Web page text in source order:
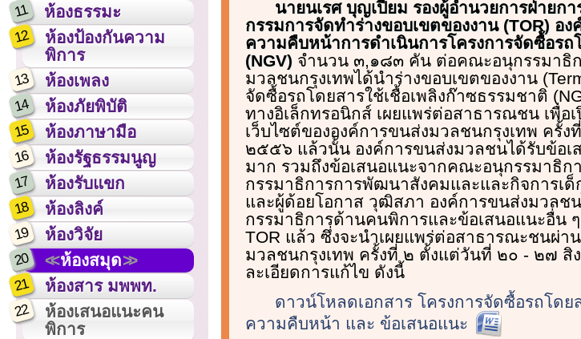
11 ห้องธรรมะ
12
ห้องป้องกันความ
พิการ
13 ห้องเพลง
14 ห้องภัยพิบัติ
15 ห้องภาษามือ
16 ห้องรัฐธรรมนูญ
17 ห้องรับแขก
18 ห้องลิงค์
19 ห้องวิจัย
20 ห้องสมุด
21 ห้องสาร มพพท.
22
ห้องเสนอแนะคน
พิการ
นายนเรศ บุญเปี่ยม รองผู้อำนวยการฝ่ายก
กรรมการจัดทำร่างขอบเขตของงาน (TOR) อ
ความคืบหน้าการดำเนินการโครงการจัดซื้อรถ
(NGV) จำนวน ๓,๑๘๓ คัน ต่อคณะอนุกรรมาธิ
มวลชนกรุงเทพได้นำร่างขอบเขตของงาน
จัดซื้อรถโดยสารใช้เชื้อเพลิงก๊าซธรรมชาติ
ทางอิเล็กทรอนิกส์ เผยแพร่ต่อสาธารณชน เพื่อ
เว็บไซต์ขององค์การขนส่งมวลชนกรุงเทพ ครั้
๒๕๕๖ แล้วนั้น องค์การขนส่งมวลชนได้รับข้อเ
มาก รวมถึงข้อเสนอแนะจากคณะอนุกรรมาธิ
กรรมาธิการการพัฒนาสังคมและและกิจการเ
และผู้ด้อยโอกาส วุฒิสภา องค์การขนส่งมวลช
กรรมาธิการด้านคนพิการและข้อเสนอแนะอื่น
TOR แล้ว ซึ่งจะนำเผยแพร่ต่อสาธารณะชนผ่า
มวลชนกรุงเทพ ครั้งที่ ๒ ตั้งแต่วันที่ ๒๐ - ๒๗
ละเอียดการแก้ไข ดังนี้
ดาวน์โหลดเอกสาร โครงการจัดซื้อรถโดย
ความคืบหน้า และ ข้อเสนอแนะ